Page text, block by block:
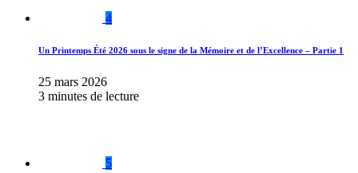
4
Un Printemps Été 2026 sous le signe de la Mémoire et de l’Excellence – Partie 1
25 mars 2026
3 minutes de lecture
5